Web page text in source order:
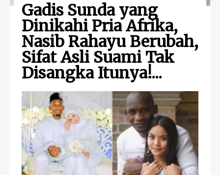
Gadis Sunda yang
Dinikahi Pria Afrika,
Nasib Rahayu Berubah,
Sifat Asli Suami Tak
Disangka Itunya!...